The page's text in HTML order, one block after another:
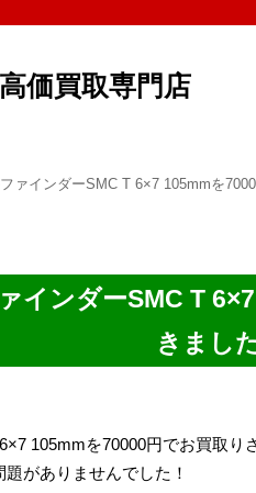
価買取専門店
ァインダーSMC T 6×7 105mmを
インダーSMC T
きました
105mmを70000円でお買取
がありませんでした！